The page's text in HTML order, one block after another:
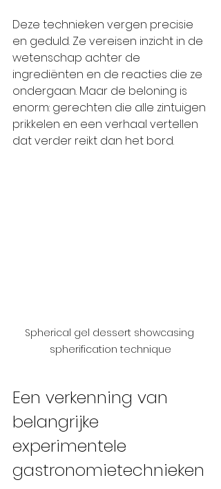
Deze technieken vergen precisie
en geduld. Ze vereisen inzicht in de
wetenschap achter de
ingrediënten en de reacties die ze
ondergaan. Maar de beloning is
enorm: gerechten die alle zintuigen
prikkelen en een verhaal vertellen
dat verder reikt dan het bord.
Spherical gel dessert showcasing
spherification technique
Een verkenning van
belangrijke
experimentele
gastronomietechnieken